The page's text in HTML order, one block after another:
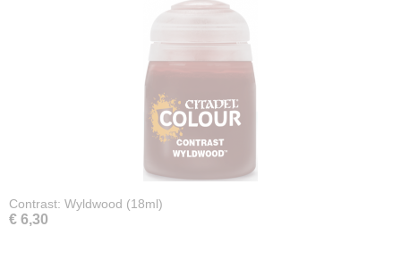
Contrast: Wyldwood (18ml)
€ 6,30